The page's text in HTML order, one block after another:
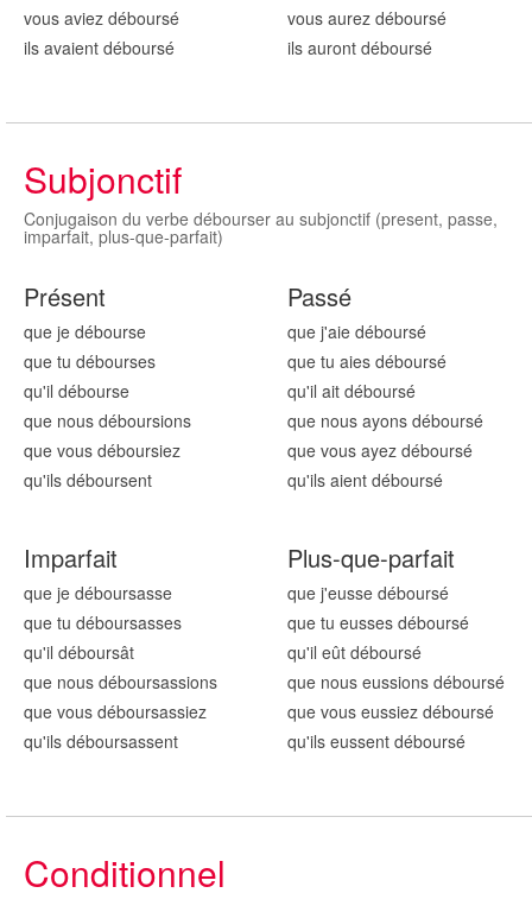
vous aviez déboursé
ils avaient déboursé
vous aurez déboursé
ils auront déboursé
Subjonctif
Conjugaison du verbe débourser au subjonctif (present, passe,
imparfait, plus-que-parfait)
Présent
que je débourse
que tu débourses
qu'il débourse
que nous déboursions
que vous déboursiez
qu'ils déboursent
Passé
que j'aie déboursé
que tu aies déboursé
qu'il ait déboursé
que nous ayons déboursé
que vous ayez déboursé
qu'ils aient déboursé
Imparfait
que je déboursasse
que tu déboursasses
qu'il déboursât
que nous déboursassions
que vous déboursassiez
qu'ils déboursassent
Plus-que-parfait
que j'eusse déboursé
que tu eusses déboursé
qu'il eût déboursé
que nous eussions déboursé
que vous eussiez déboursé
qu'ils eussent déboursé
Conditionnel